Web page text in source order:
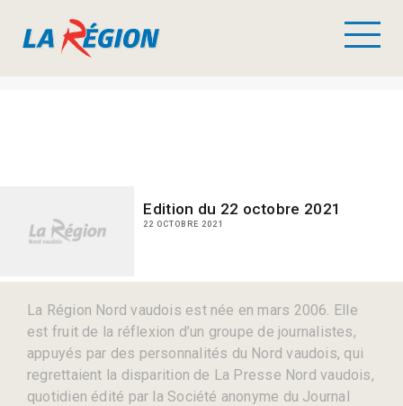
Edition du 22 octobre 2021
22 OCTOBRE 2021
La Région Nord vaudois est née en mars 2006. Elle
est fruit de la réflexion d’un groupe de journalistes,
appuyés par des personnalités du Nord vaudois, qui
regrettaient la disparition de La Presse Nord vaudois,
quotidien édité par la Société anonyme du Journal